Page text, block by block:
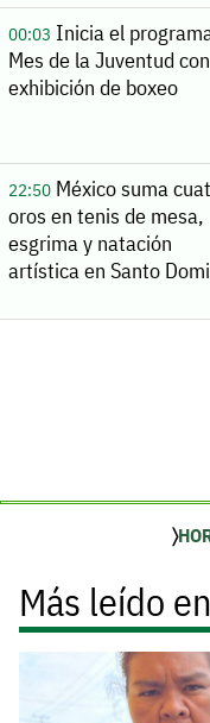
00:03 Inicia el
Mes de la Juventud con
exhibición de boxeo
22:50México suma
oros en tenis de mesa,
esgrima y natación
artística en Santo
Más leído